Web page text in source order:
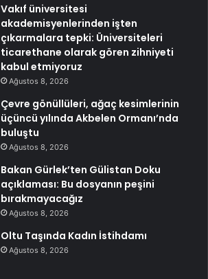
Vakıf üniversitesi
akademisyenlerinden işten
çıkarmalara tepki: Üniversiteleri
ticarethane olarak gören zihniyeti
kabul etmiyoruz
Ağustos 8, 2026
Çevre gönüllüleri, ağaç kesimlerinin
üçüncü yılında Akbelen Ormanı’nda
buluştu
Ağustos 8, 2026
Bakan Gürlek’ten Gülistan Doku
açıklaması: Bu dosyanın peşini
bırakmayacağız
Ağustos 8, 2026
Oltu Taşında Kadın İstihdamı
Ağustos 8, 2026